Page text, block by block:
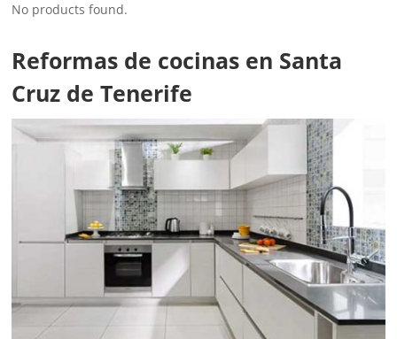
No products found.
Reformas de cocinas en Santa
Cruz de Tenerife